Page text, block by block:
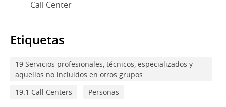
Call Center
Etiquetas
19 Servicios profesionales, técnicos, especializados y
aquellos no incluidos en otros grupos
19.1 Call Centers
Personas